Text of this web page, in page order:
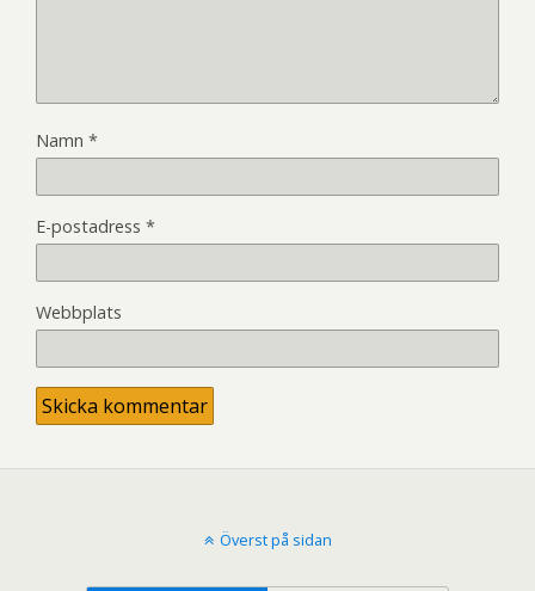
Namn *
E-postadress *
Webbplats
Överst på sidan